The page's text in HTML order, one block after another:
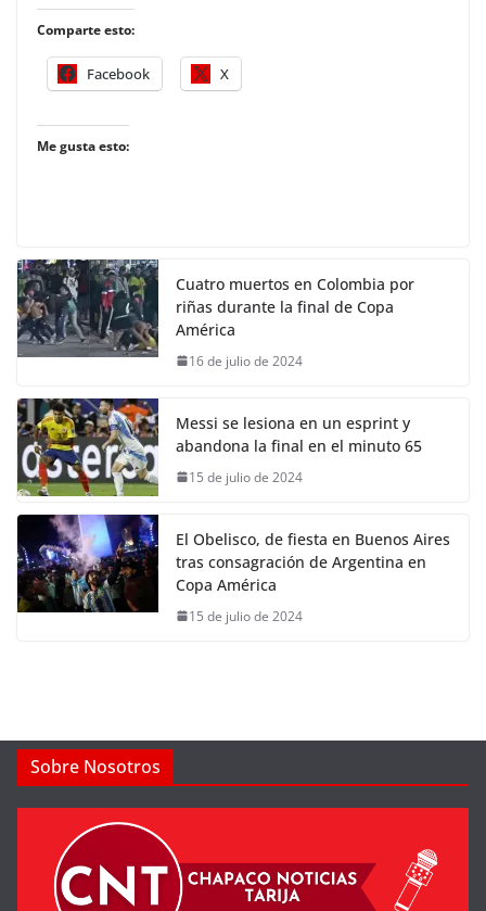
Comparte esto:
Facebook X
Me gusta esto:
Cuatro muertos en Colombia por
riñas durante la final de Copa
América
16 de julio de 2024
Messi se lesiona en un esprint y
abandona la final en el minuto 65
15 de julio de 2024
El Obelisco, de fiesta en Buenos Aires
tras consagración de Argentina en
Copa América
15 de julio de 2024
Sobre Nosotros